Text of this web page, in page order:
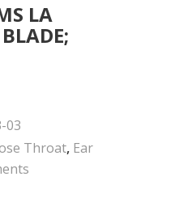
LA
03
Throat, Ear